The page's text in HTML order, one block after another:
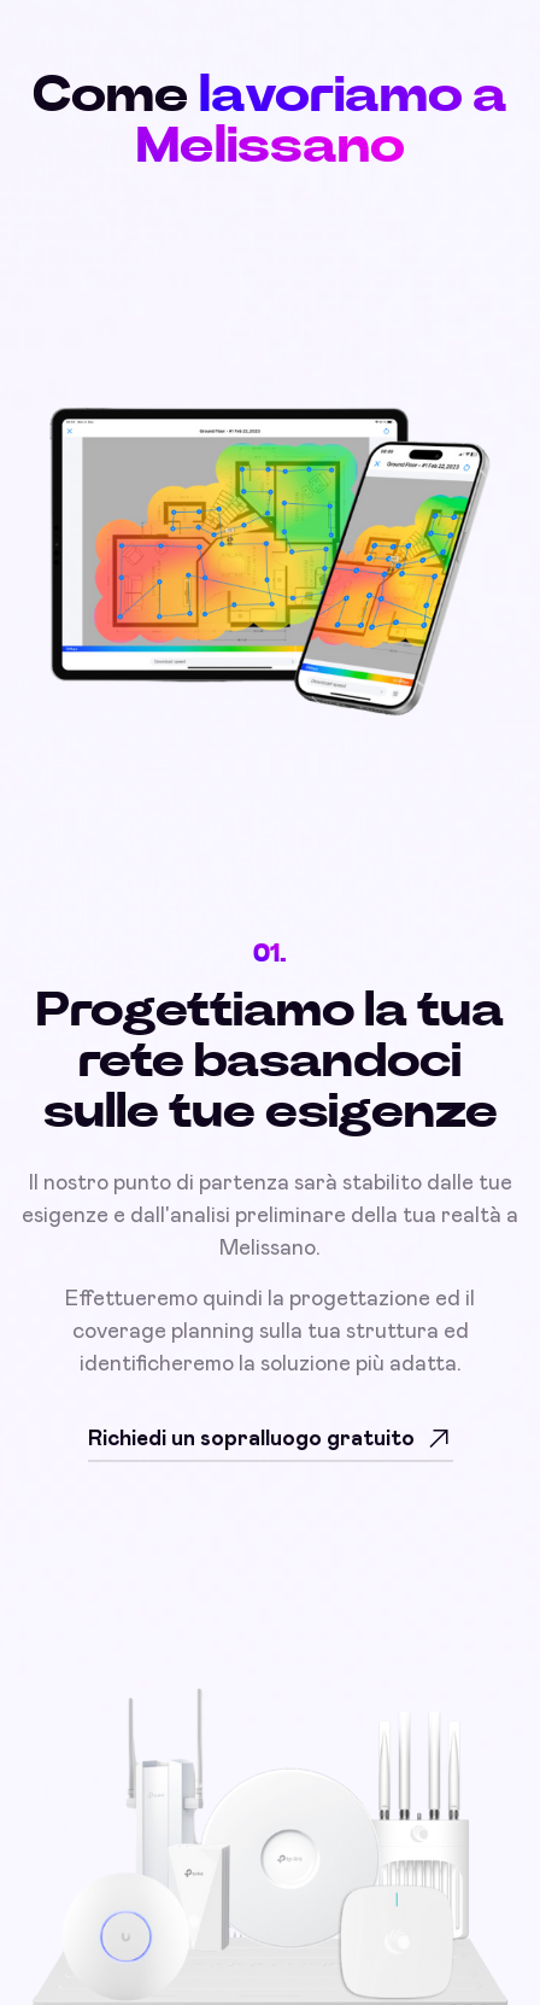
Come lavoriamo a
Melissano
01.
Progettiamo la tua
rete basandoci
sulle tue esigenze
Il nostro punto di partenza sarà stabilito dalle tue
esigenze e dall'analisi preliminare della tua realtà a
Melissano.
Effettueremo quindi la progettazione ed il
coverage planning sulla tua struttura ed
identificheremo la soluzione più adatta.
Richiedi un sopralluogo gratuito